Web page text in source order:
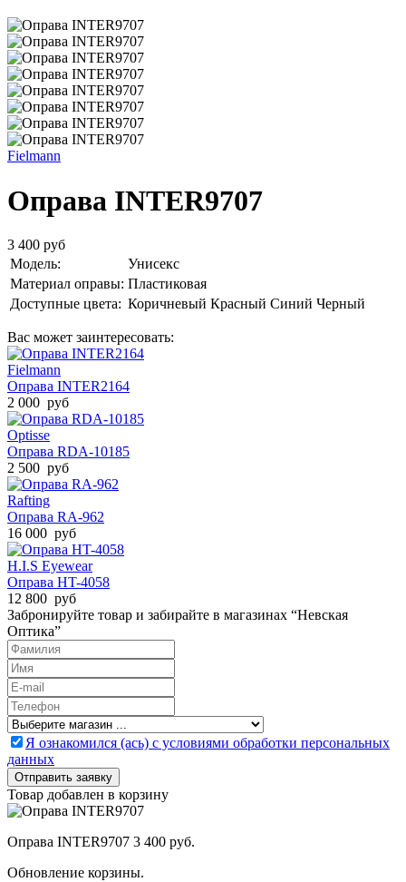
Fielmann
Оправа INTER9707
3 400 руб
Модель:
Унисекс
Материал оправы: Пластиковая
Доступные цвета: Коричневый Красный Синий Черный
Вас может заинтересовать:
Fielmann
Оправа INTER2164
2 000 руб
Optisse
Оправа RDA-10185
2 500 руб
Rafting
Оправа RA-962
16 000 руб
H.I.S Eyewear
Оправа HT-4058
12 800 руб
Забронируйте товар и забирайте в магазинах “Невская
Оптика”
Я ознакомился (ась) с условиями обработки персональных
данных
Товар добавлен в корзину
Оправа INTER9707 3 400 руб.
Обновление корзины.